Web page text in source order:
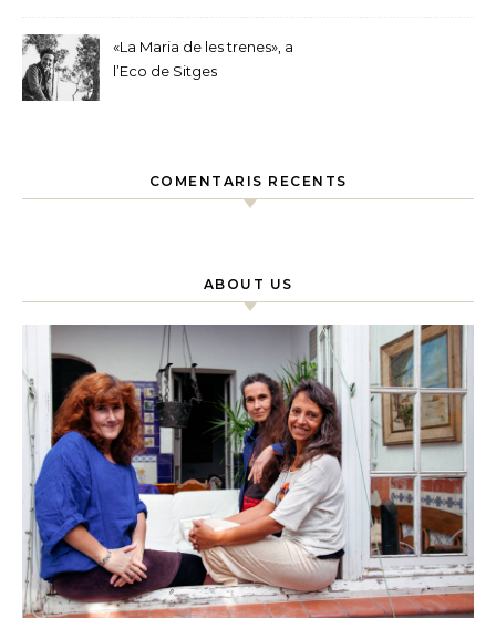
«La Maria de les trenes», a
l’Eco de Sitges
COMENTARIS RECENTS
ABOUT US